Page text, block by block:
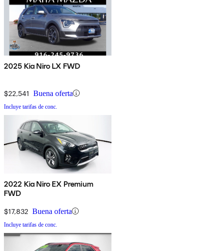
2025 Kia Niro LX FWD
$22,541 Buena oferta
Incluye tarifas de conc.
2022 Kia Niro EX Premium
FWD
$17,832 Buena oferta
Incluye tarifas de conc.